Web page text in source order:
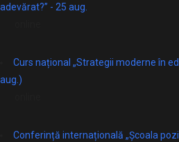
adevărat?” - 25 aug.
Curs național „Strategii moderne în
aug.)
Conferință internațională „Școala